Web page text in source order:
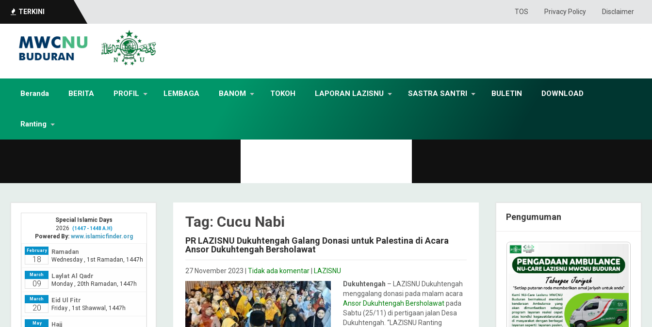
TERKINI TOS Privacy Policy Disclaimer
Beranda BERITA PROFIL LEMBAGA BANOM TOKOH LAPORAN LAZISNU SASTRA SANTRI BULETIN DOWNLOAD
Ranting
Tag: Cucu Nabi
PR LAZISNU Dukuhtengah Galang Donasi untuk Palestina di Acara
Ansor Dukuhtengah Bersholawat
27 November 2023 Tidak ada komentar
LAZISNU
Dukuhtengah – LAZISNU Dukuhtengah
menggalang donasi pada malam acara
Ansor Dukuhtengah Bersholawatpada
Sabtu (25/11) di pertigaan jalan Desa
Dukuhtengah. “LAZISNU Ranting
Pengumuman